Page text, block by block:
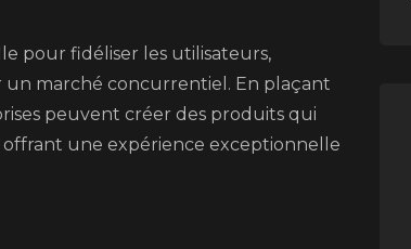
pour fidéliser les utilisateurs,
marché concurrentiel. En plaçant
peuvent créer des produits qui
une expérience exceptionnelle